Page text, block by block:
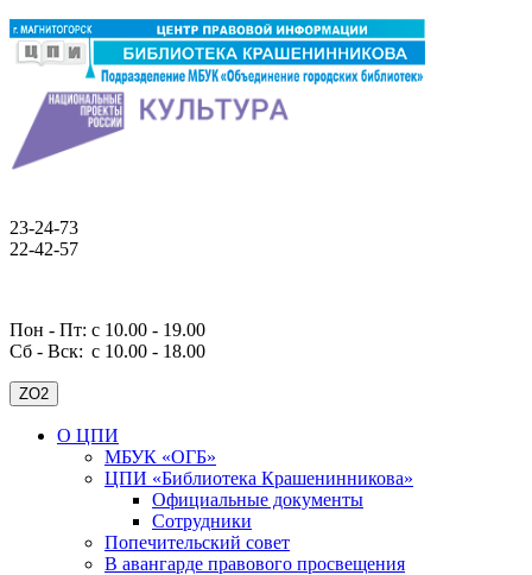
23-24-73
22-42-57
Пон - Пт: с 10.00 - 19.00
Сб - Вск: с 10.00 - 18.00
ZO2
О ЦПИ
МБУК «ОГБ»
ЦПИ «Библиотека Крашенинникова»
Официальные документы
Сотрудники
Попечительский совет
В авангарде правового просвещения